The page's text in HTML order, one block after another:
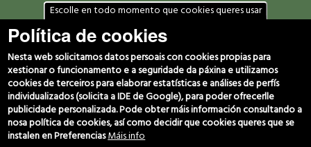
Datos de contacto
(+34) 986 469 692
666 029 280
607 060 949
c.montes@vincios.org
coordinador@vincios.org
Escolle en todo momento que cookies queres usar
Política de cookies
Nesta web solicitamos datos persoais con cookies propias para
xestionar o funcionamento e a seguridade da páxina e utilizamos
cookies de terceiros para elaborar estatísticas e análises de perfís
individualizados (solicita a IDE de Google), para poder ofrecerlle
publicidade personalizada. Pode obter máis información consultando a
nosa política de cookies, así como decidir que cookies queres que se
instalen en PreferenciasMáis info